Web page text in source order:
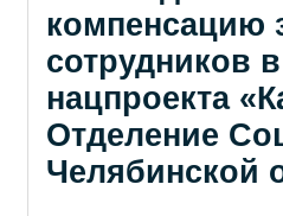
компенсацию
сотрудников
нацпроекта
Отделение
Челябинской